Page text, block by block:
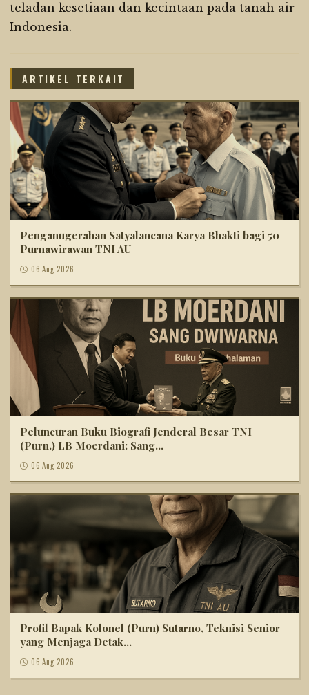
teladan kesetiaan dan kecintaan pada tanah air
Indonesia.
ARTIKEL TERKAIT
Penganugerahan Satyalancana Karya Bhakti bagi 50
Purnawirawan TNI AU
06 Aug 2026
Peluncuran Buku Biografi Jenderal Besar TNI
(Purn.) LB Moerdani: Sang...
06 Aug 2026
Profil Bapak Kolonel (Purn) Sutarno, Teknisi Senior
yang Menjaga Detak...
06 Aug 2026